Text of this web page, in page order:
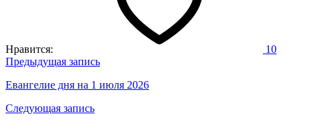
Нравится: 10
Навигация
по
записям
Предыдущая запись
Евангелие дня на 1 июля 2026
Следующая запись